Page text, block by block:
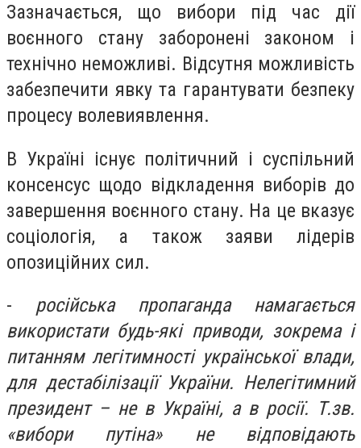
Зазначається, що вибори під час дії
воєнного стану заборонені законом і
технічно неможливі. Відсутня можливість
забезпечити явку та гарантувати безпеку
процесу волевиявлення.
В Україні існує політичний і суспільний
консенсус щодо відкладення виборів до
завершення воєнного стану. На це вказує
соціологія, а також заяви лідерів
опозиційних сил.
- російська пропаганда намагається
використати будь-які приводи, зокрема і
питанням легітимності української влади,
для дестабілізації України. Нелегітимний
президент – не в Україні, а в росії. Т.зв.
«вибори путіна» не відповідають